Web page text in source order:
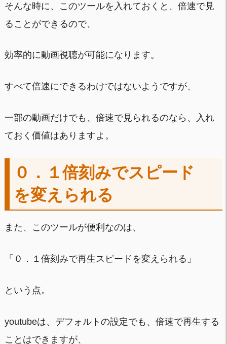
そんな時に、このツールを入れておくと、倍速で見
ることができるので、
効率的に動画視聴が可能になります。
すべて倍速にできるわけではないようですが、
一部の動画だけでも、倍速で見られるのなら、入れ
ておく価値はありますよ。
０．１倍刻みでスピード
を変えられる
また、このツールが便利なのは、
「０．１倍刻みで再生スピードを変えられる」
という点。
youtubeは、デフォルトの設定でも、倍速で再生する
ことはできますが、